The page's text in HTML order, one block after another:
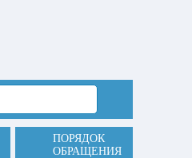
ПОРЯДОК
ОБРАЩЕНИЯ